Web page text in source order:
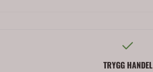
TRYGG HANDEL